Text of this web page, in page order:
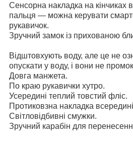
Сенсорна накладка на кінчиках
пальця — можна керувати
рукавичок.
Зручний замок із прихованою
Відштовхують воду, але це не
опускати у воду, і вони не
Довга манжета.
По краю рукавички хутро.
Усередині теплий товстий фліс.
Протиковзна накладка
Світловідбивні смужки.
Зручний карабін для